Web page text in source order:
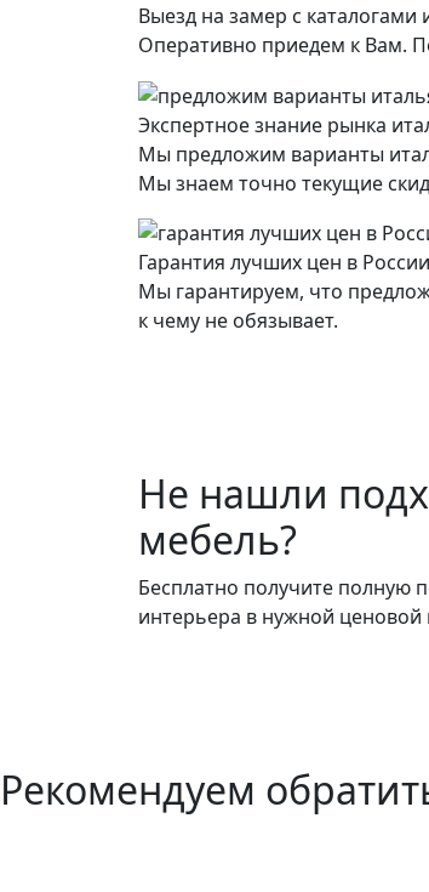
Выезд на замер с каталогами
Оперативно приедем к Вам.
Экспертное знание рынка
Мы предложим варианты
Мы знаем точно текущие
Гарантия лучших цен в России
Мы гарантируем, что
к чему не обязывает.
Не нашли
мебель?
Бесплатно получите полную
интерьера в нужной ценовой
Рекомендуем